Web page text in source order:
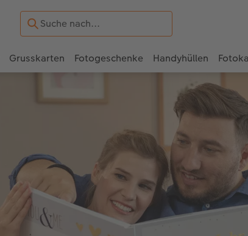
Grusskarten Fotogeschenke Handyhüllen